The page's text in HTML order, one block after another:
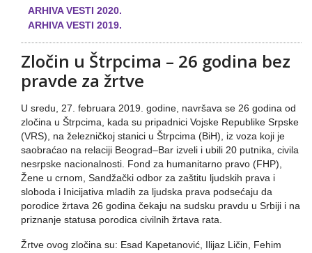
ARHIVA VESTI 2020.
ARHIVA VESTI 2019.
Zločin u Štrpcima – 26 godina bez
pravde za žrtve
U sredu, 27. februara 2019. godine, navršava se 26 godina od
zločina u Štrpcima, kada su pripadnici Vojske Republike Srpske
(VRS), na železničkoj stanici u Štrpcima (BiH), iz voza koji je
saobraćao na relaciji Beograd–Bar izveli i ubili 20 putnika, civila
nesrpske nacionalnosti. Fond za humanitarno pravo (FHP),
Žene u crnom, Sandžački odbor za zaštitu ljudskih prava i
sloboda i Inicijativa mladih za ljudska prava podsećaju da
porodice žrtava 26 godina čekaju na sudsku pravdu u Srbiji i na
priznanje statusa porodica civilnih žrtava rata.
Žrtve ovog zločina su: Esad Kapetanović, Ilijaz Ličin, Fehim